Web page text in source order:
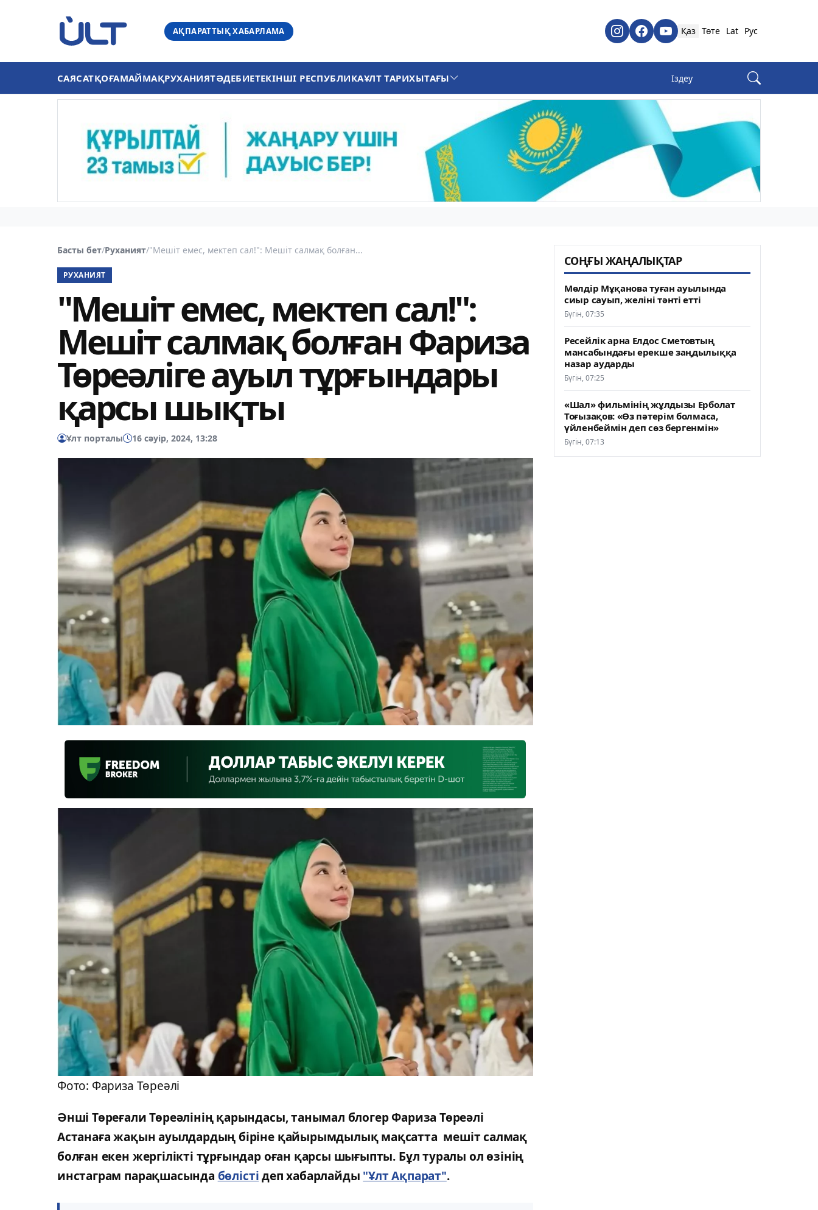
АҚПАРАТТЫҚ ХАБАРЛАМА Қаз Төте Lat Рус
САЯСАТҚОҒАМАЙМАҚРУХАНИЯТӘДЕБИЕТЕКІНШІ РЕСПУБЛИКАҰЛТ ТАРИХЫТАҒЫ
Басты бет/Руханият/"Мешіт емес, мектеп сал!": Мешіт салмақ болған...
РУХАНИЯТ
"Мешіт емес, мектеп сал!":
Мешіт салмақ болған Фариза
Төреәліге ауыл тұрғындары
қарсы шықты
Ұлт порталы 16 сәуір, 2024, 13:28
Фото: Фариза Төреәлі
Әнші Төреғали Төреәлінің қарындасы, танымал блогер Фариза Төреәлі
Астанаға жақын ауылдардың біріне қайырымдылық мақсатта мешіт салмақ
болған екен жергілікті тұрғындар оған қарсы шығыпты. Бұл туралы ол өзінің
инстаграм парақшасында бөлістідеп хабарлайды "Ұлт Ақпарат".
СОҢҒЫ ЖАҢАЛЫҚТАР
Мөлдір Мұқанова туған ауылында
сиыр сауып, желіні тәнті етті
Бүгін, 07:35
Ресейлік арна Елдос Сметовтың
мансабындағы ерекше заңдылыққа
назар аударды
Бүгін, 07:25
«Шал» фильмінің жұлдызы Ерболат
Тоғызақов: «Өз пәтерім болмаса,
үйленбеймін деп сөз бергенмін»
Бүгін, 07:13